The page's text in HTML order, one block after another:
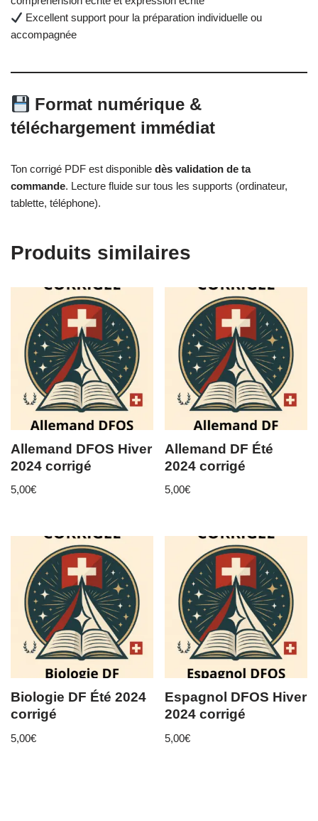
Excellent support pour la préparation individuelle ou
accompagnée
Format numérique &
téléchargement immédiat
Ton corrigé PDF est disponible dès validation de ta
commande. Lecture fluide sur tous les supports (ordinateur,
tablette, téléphone).
Produits similaires
Allemand DFOS Hiver
2024 corrigé
5,00€
Allemand DF Été
2024 corrigé
5,00€
Biologie DF Été 2024
corrigé
5,00€
Espagnol DFOS Hiver
2024 corrigé
5,00€